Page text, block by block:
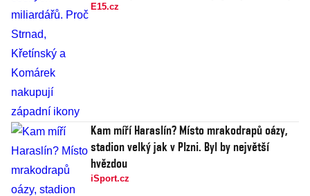
E15.cz
Kam míří Haraslín? Místo mrakodrapů oázy,
stadion velký jak v Plzni. Byl by největší
hvězdou
iSport.cz